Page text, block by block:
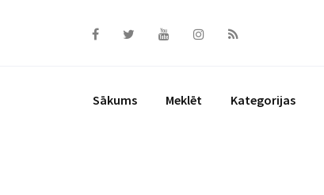
Sākums Meklēt Kategorijas